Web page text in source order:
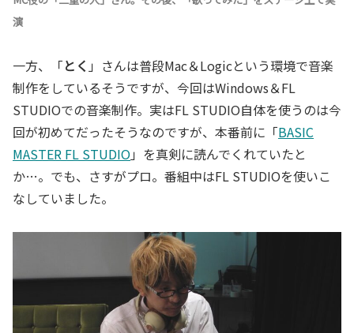
演
一方、「とく 」さんは普段Mac＆Logicという環境で音楽
制作をしているそうですが、今回はWindows＆FL
STUDIOでの音楽制作。実はFL STUDIO自体を使うのは今
回が初めてだったそうなのですが、本番前に「BASIC
MASTER FL STUDIO」を真剣に読んでくれていたと
か…。でも、さすがプロ。番組中はFL STUDIOを使いこ
なしていました。